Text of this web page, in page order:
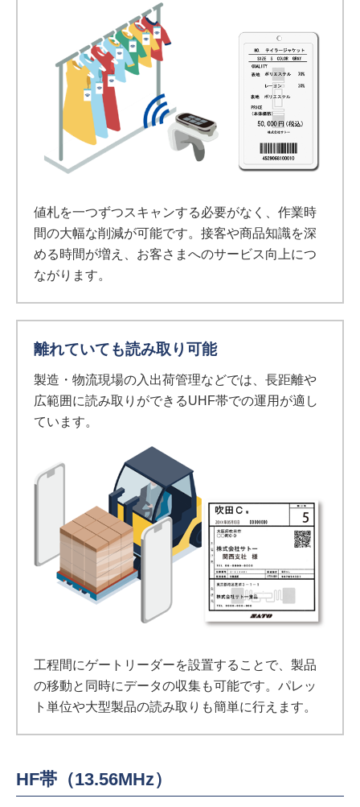
値札を一つずつスキャンする必要がなく、作業時
間の大幅な削減が可能です。接客や商品知識を深
める時間が増え、お客さまへのサービス向上につ
ながります。
離れていても読み取り可能
製造・物流現場の入出荷管理などでは、長距離や
広範囲に読み取りができるUHF帯での運用が適し
ています。
工程間にゲートリーダーを設置することで、製品
の移動と同時にデータの収集も可能です。パレッ
ト単位や大型製品の読み取りも簡単に行えます。
HF帯（13.56MHz）